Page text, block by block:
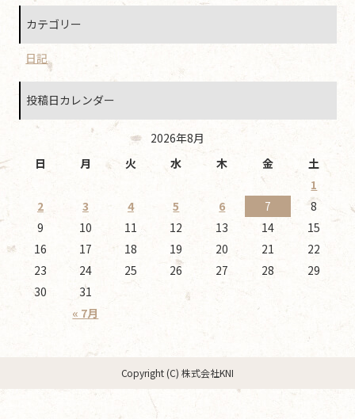
カテゴリー
日記
投稿日カレンダー
2026年8月
日
月 火 水 木 金 土
« 7月
1
2
3 4 5 6 7
8
9
10 11 12 13 14
15
16
17 18 19 20 21
22
23
24 25 26 27 28
29
30
31
Copyright (C) 株式会社KNI